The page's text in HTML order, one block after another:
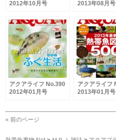
2012年10月号
2013年08月号
アクアライフ No.390
2012年01月号
アクアライフ
2013年01月号
« 前のページ